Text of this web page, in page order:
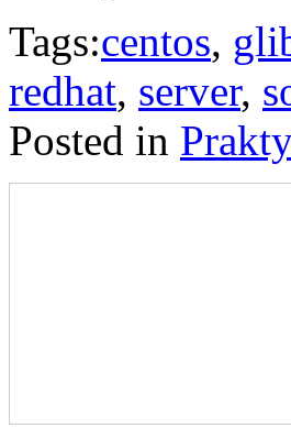
Tags:centos,
redhat, server,
Posted in